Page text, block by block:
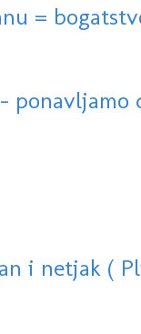
=
ponavljamo
i netjak (